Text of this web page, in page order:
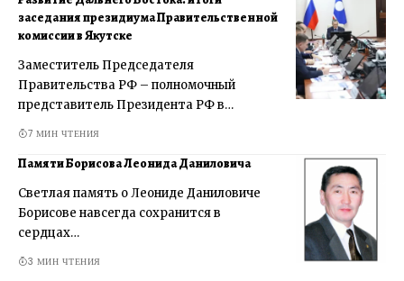
заседания президиума Правительственной
комиссии в Якутске
Заместитель Председателя
Правительства РФ – полномочный
представитель Президента РФ в…
7 МИН ЧТЕНИЯ
Памяти Борисова Леонида Даниловича
Светлая память о Леониде Даниловиче
Борисове навсегда сохранится в
сердцах…
3 МИН ЧТЕНИЯ